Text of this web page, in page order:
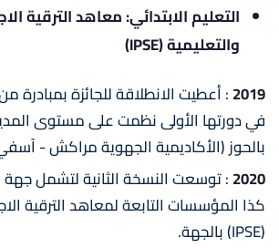
التعليم الابتدائي: معاهد الترقية
والتعليمية (IPSE)
2019: أعطيت الانطلاقة للجائزة
في دورتها الأولى نظمت على مستوى
بالحوز (الأكاديمية الجهوية مراكش -
2020: توسعت النسخة الثانية لتشمل
كذا المؤسسات التابعة لمعاهد الترقية
(IPSE) بالجهة.